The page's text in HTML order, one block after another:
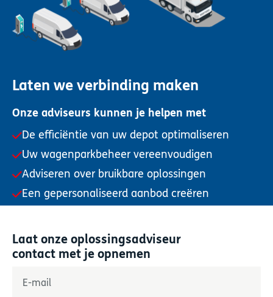
Laten we verbinding maken
Onze adviseurs kunnen je helpen met
De efficiëntie van uw depot optimaliseren
Uw wagenparkbeheer vereenvoudigen
Adviseren over bruikbare oplossingen
Een gepersonaliseerd aanbod creëren
Laat onze oplossingsadviseur
contact met je opnemen